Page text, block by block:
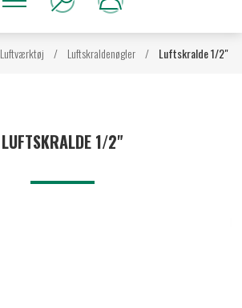
Luftværktøj / Luftskraldenøgler / Luftskralde 1/2"
LUFTSKRALDE 1/2"